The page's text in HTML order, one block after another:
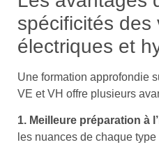
spécificités des
électriques et
Une formation approfondie
VE et VH offre plusieurs
1. Meilleure préparation à
les nuances de chaque